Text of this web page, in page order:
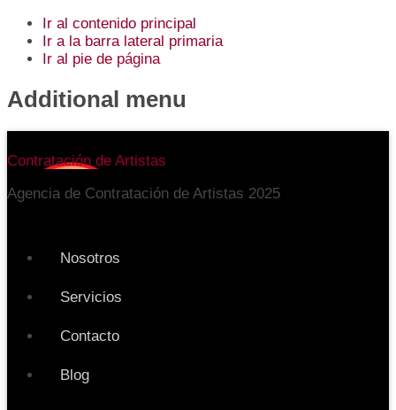
Ir al contenido principal
Ir a la barra lateral primaria
Ir al pie de página
Additional menu
Contratación de Artistas
Agencia de Contratación de Artistas 2025
Nosotros
Servicios
Contacto
Blog